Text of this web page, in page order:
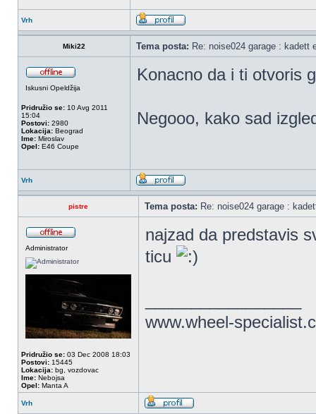
Vrh
Miki22 Tema posta: Re: noise024 garage : kadett
Iskusni Opeldžija
Pridružio se: 10 Avg 2011
15:04
Postovi: 2980
Lokacija: Beograd
Ime: Miroslav
Opel: E46 Coupe
Konacno da i ti otvoris
Negooo, kako sad
Vrh
pistre Tema posta: Re: noise024 garage :
Administrator
Pridružio se: 03 Dec 2008 18:03
Postovi: 15445
Lokacija: bg, vozdovac
Ime: Nebojsa
Opel: Manta A
najzad da predstavis
ticu
www.wheel-
Vrh